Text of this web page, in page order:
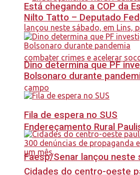
Endereçamento Rural
Faesp/Senar lançou neste
Está chegando a COP da
Nilto Tatto – Deputado
Dino determina que PF
Bolsonaro durante
Fila de espera no SUS
Cidades do centro-oeste